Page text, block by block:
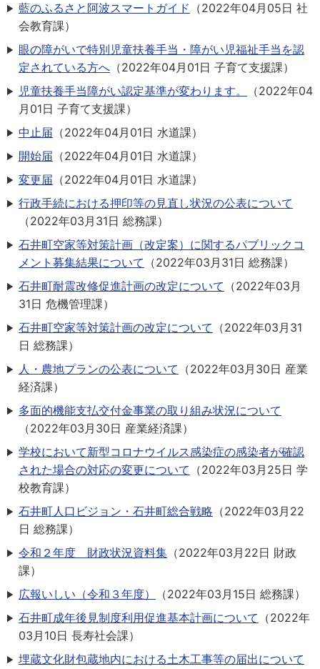
藍のふるさと阿波スマートガイド （2022年04月05日 社
会教育課）
眼の障がいで特別児童扶養手当・障がい児福祉手当を認
定されている方へ （2022年04月01日 子育て支援課）
児童扶養手当障がい認定基準が変わります。
（2022年04
月01日 子育て支援課）
中止届 （2022年04月01日 水道課）
開始届 （2022年04月01日 水道課）
変更届 （2022年04月01日 水道課）
行政手続における押印等の見直し状況の公表について
（2022年03月31日 総務課）
石井町空家等対策計画（改定案）に関するパブリックコ
メント募集結果について （2022年03月31日 総務課）
石井町耐震改修促進計画の改定について （2022年03月
31日 危機管理課）
石井町空家等対策計画の改定について （2022年03月31
日 総務課）
人・農地プランの公表について （2022年03月30日 産業
経済課）
多面的機能支払交付金事業の取り組み状況について
（2022年03月30日 産業経済課）
学校において新型コロナウイルス感染症の感染者が確認
された場合の対応の変更について （2022年03月25日 学
校教育課）
石井町人口ビジョン・石井町総合戦略 （2022年03月22
日 総務課）
令和２年度 財政状況資料集 （2022年03月22日 財政
課）
広報いしい（令和３年度）
（2022年03月15日 総務課）
石井町成年後見制度利用促進基本計画について （2022年
03月10日 長寿社会課）
埋蔵文化財包蔵地内における土木工事等の届出について